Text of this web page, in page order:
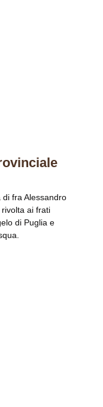
fra Alessandro
ai frati
di Puglia e